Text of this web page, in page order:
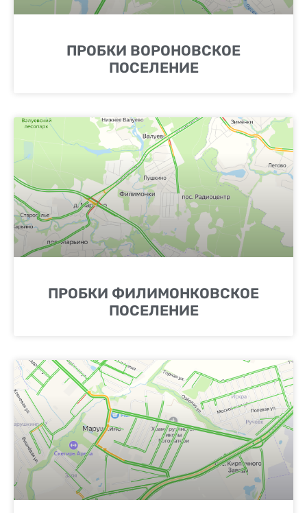
ПРОБКИ ВОРОНОВСКОЕ
ПОСЕЛЕНИЕ
ПРОБКИ ФИЛИМОНКОВСКОЕ
ПОСЕЛЕНИЕ